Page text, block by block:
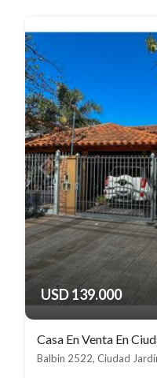
USD 139.000
Casa En Venta En